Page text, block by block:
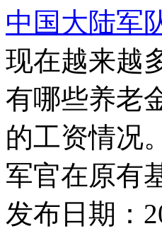
中国大陆军
现在越来越
有哪些养老
的工资情
军官在原有
发布日期：